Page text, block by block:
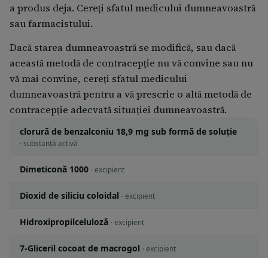
a produs deja. Cereţi sfatul medicului dumneavoastră
sau farmacistului.
Dacă starea dumneavoastră se modifică, sau dacă
această metodă de contracepţie nu vă convine sau nu
vă mai convine, cereţi sfatul medicului
dumneavoastră pentru a vă prescrie o altă metodă de
contracepţie adecvată situaţiei dumneavoastră.
clorură de benzalconiu 18,9 mg sub formă de soluţie
· substanță activă
Dimeticonă 1000 · excipient
Dioxid de siliciu coloidal · excipient
Hidroxipropilceluloză · excipient
7-Gliceril cocoat de macrogol · excipient